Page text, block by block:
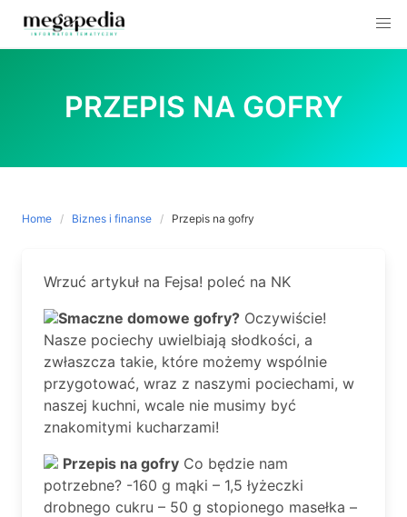
PRZEPIS NA GOFRY
Home Biznes i finanse Przepis na gofry
Wrzuć artykuł na Fejsa! poleć na NK
Smaczne domowe gofry? Oczywiście!
Nasze pociechy uwielbiają słodkości, a
zwłaszcza takie, które możemy wspólnie
przygotować, wraz z naszymi pociechami, w
naszej kuchni, wcale nie musimy być
znakomitymi kucharzami!
Przepis na gofry Co będzie nam
potrzebne? -160 g mąki – 1,5 łyżeczki
drobnego cukru – 50 g stopionego masełka –